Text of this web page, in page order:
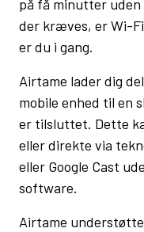
på få minutter
der kræves, er Wi-Fi
er du i gang.
Airtame lader dig
mobile enhed til en
er tilsluttet. Dette
eller direkte via
eller Google Cast
software.
Airtame